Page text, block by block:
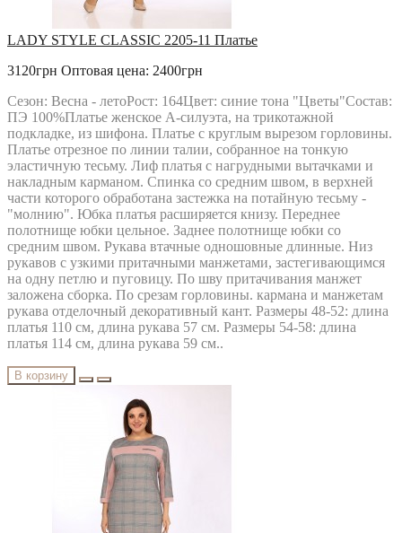
LADY STYLE CLASSIC 2205-11 Платье
3120грн Оптовая цена: 2400грн
Сезон: Весна - летоРост: 164Цвет: синие тона "Цветы"Состав:
ПЭ 100%Платье женское А-силуэта, на трикотажной
подкладке, из шифона. Платье с круглым вырезом горловины.
Платье отрезное по линии талии, собранное на тонкую
эластичную тесьму. Лиф платья с нагрудными вытачками и
накладным карманом. Спинка со средним швом, в верхней
части которого обработана застежка на потайную тесьму -
"молнию". Юбка платья расширяется книзу. Переднее
полотнище юбки цельное. Заднее полотнище юбки со
средним швом. Рукава втачные одношовные длинные. Низ
рукавов с узкими притачными манжетами, застегивающимся
на одну петлю и пуговицу. По шву притачивания манжет
заложена сборка. По срезам горловины. кармана и манжетам
рукава отделочный декоративный кант. Размеры 48-52: длина
платья 110 см, длина рукава 57 см. Размеры 54-58: длина
платья 114 см, длина рукава 59 см..
В корзину